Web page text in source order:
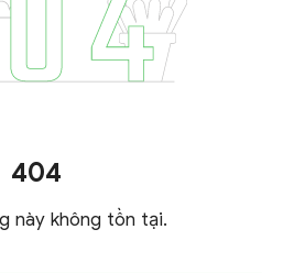
404
này không tồn tại.